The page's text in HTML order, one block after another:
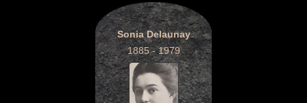
Sonia Delaunay
1885 - 1979